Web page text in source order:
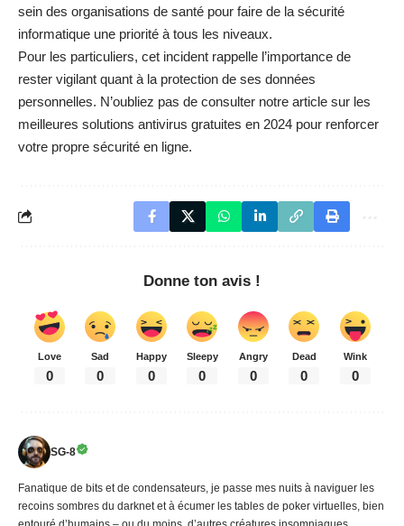
sein des organisations de santé pour faire de la sécurité
informatique une priorité à tous les niveaux.
Pour les particuliers, cet incident rappelle l’importance de
rester vigilant quant à la protection de ses données
personnelles. N’oubliez pas de consulter notre article sur les
meilleures solutions antivirus gratuites en 2024 pour renforcer
votre propre sécurité en ligne.
Donne ton avis !
Love
0
Sad
0
Happy
0
Sleepy
0
Angry
0
Dead
0
Wink
0
SG-8
Fanatique de bits et de condensateurs, je passe mes nuits à naviguer les
recoins sombres du darknet et à écumer les tables de poker virtuelles, bien